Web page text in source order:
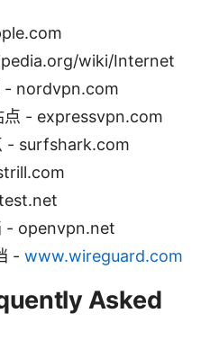
wiki/Internet
- nordvpn.com
点 - expressvpn.com
- surfshark.com
- openvpn.net
- www.wireguard.com
Asked